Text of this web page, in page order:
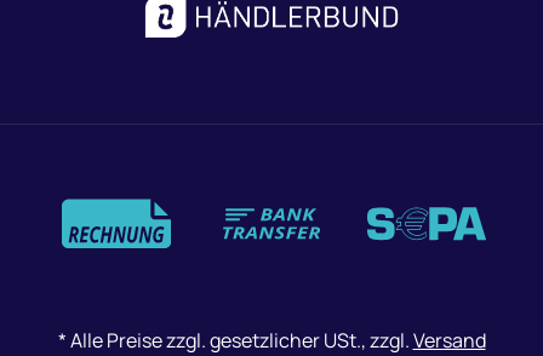
Zahlungsmethoden
*Alle Preise zzgl. gesetzlicher USt., zzgl.Versand